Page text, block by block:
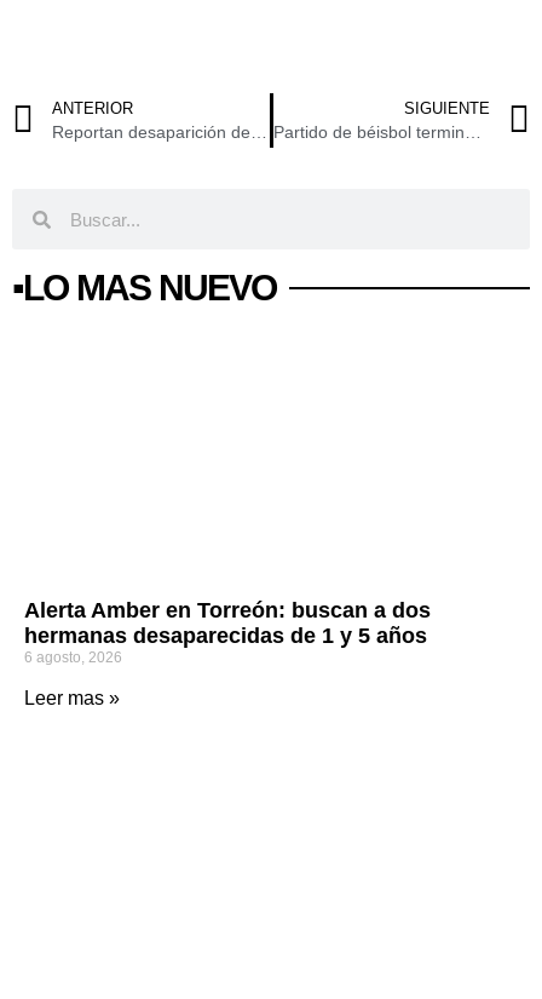
ANTERIOR SIGUIENTE
▪️LO MAS NUEVO
Alerta Amber en Torreón: buscan a dos
hermanas desaparecidas de 1 y 5 años
6 agosto, 2026
Leer mas »